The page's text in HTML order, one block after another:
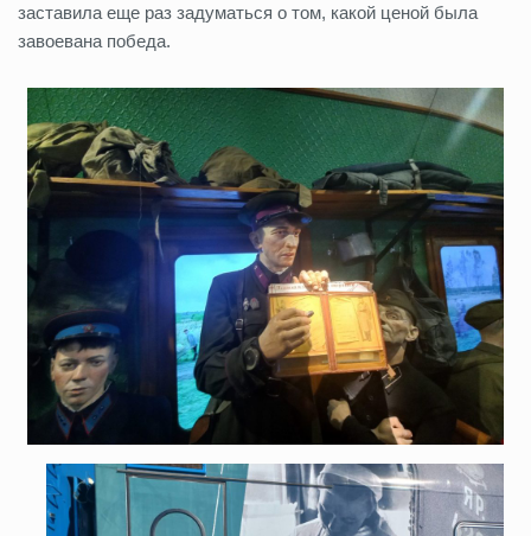
заставила еще раз задуматься о том, какой ценой была
завоевана победа.